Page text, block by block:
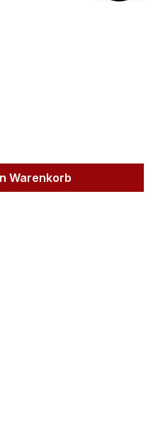
Wert
Warenkorb